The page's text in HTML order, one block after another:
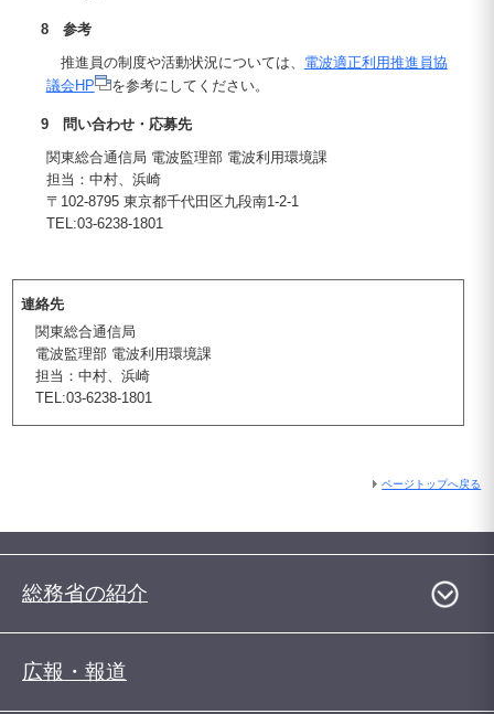
8 参考
推進員の制度や活動状況については、 電波適正利用推進員協
議会HP
を参考にしてください。
9 問い合わせ・応募先
関東総合通信局 電波監理部 電波利用環境課
担当：中村、浜崎
〒102-8795 東京都千代田区九段南1-2-1
TEL:03-6238-1801
連絡先
関東総合通信局
電波監理部 電波利用環境課
担当：中村、浜崎
TEL:03-6238-1801
ページトップへ戻る
総務省の紹介
広報・報道